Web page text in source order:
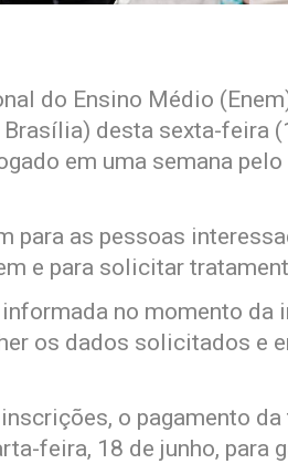
do Ensino Médio
desta sexta-feira
em uma semana
para as pessoas
e para solicitar
no momento da
os dados solicitados e
o pagamento
feira, 18 de junho, para